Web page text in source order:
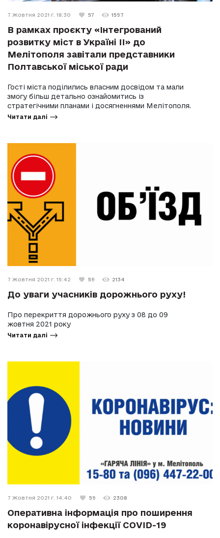
7 Жовтня 2021 г. 18:30 57 1597
В рамках проєкту «Інтегрований
розвитку міст в Україні II» до
Мелітополя завітали представники
Полтавської міської ради
Гості міста поділились власним досвідом та мали
змогу більш детально ознайомитись із
стратегічними планами і досягненнями Мелітополя.
Читати далі
7 Жовтня 2021 г. 15:42 59 2134
До уваги учасників дорожнього руху!
Про перекриття дорожнього руху з 08 до 09
жовтня 2021 року
Читати далі
7 Жовтня 2021 г. 14:40 59 2308
Оперативна інформація про поширення
коронавірусної інфекції COVID-19